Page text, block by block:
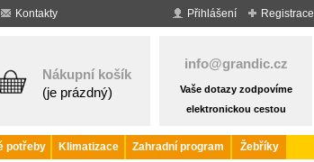
Kontakty Registrace
Přihlášení
Nákupní košík
(je prázdný)
info@grandic.cz
Vaše dotazy zodpovíme
elektronickou cestou
potřeby Klimatizace Zahradní program
Žebříky